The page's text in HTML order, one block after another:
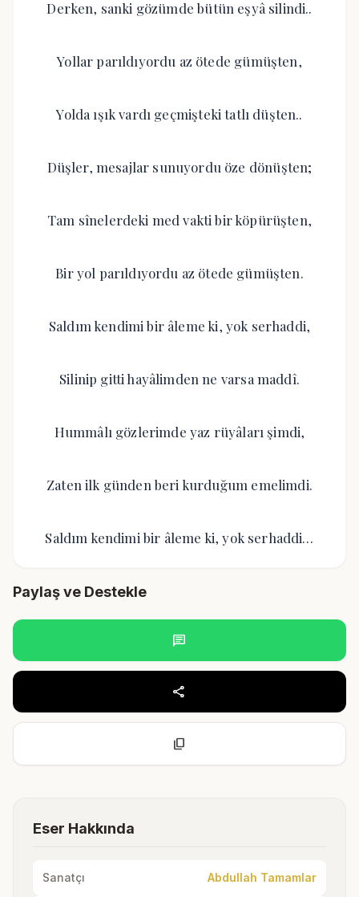
Derken, sanki gözümde bütün eşyâ silindi..
Yollar parıldıyordu az ötede gümüşten,
Yolda ışık vardı geçmişteki tatlı düşten..
Düşler, mesajlar sunuyordu öze dönüşten;
Tam sînelerdeki med vakti bir köpürüşten,
Bir yol parıldıyordu az ötede gümüşten.
Saldım kendimi bir âleme ki, yok serhaddi,
Silinip gitti hayâlimden ne varsa maddî.
Hummâlı gözlerimde yaz rüyâları şimdi,
Zaten ilk günden beri kurduğum emelimdi.
Saldım kendimi bir âleme ki, yok serhaddi…
Paylaş ve Destekle
chat
share
content_copy
Eser Hakkında
Sanatçı Abdullah Tamamlar